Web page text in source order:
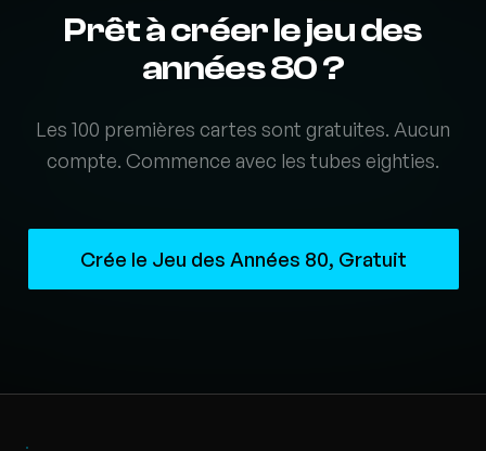
Prêt à créer le jeu des
années 80 ?
Les 100 premières cartes sont gratuites. Aucun
compte. Commence avec les tubes eighties.
Crée le Jeu des Années 80, Gratuit